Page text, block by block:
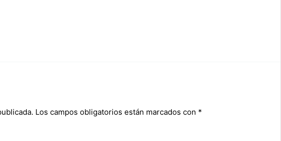
Los campos obligatorios están marcados con *